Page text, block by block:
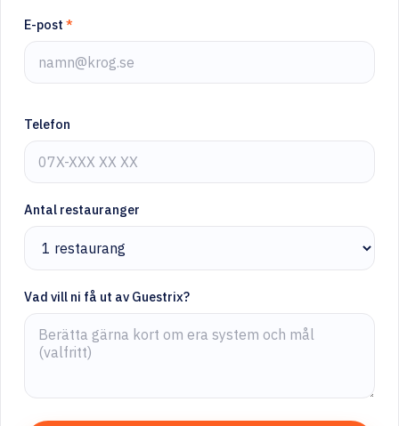
E-post *
Telefon
Antal restauranger
Vad vill ni få ut av Guestrix?